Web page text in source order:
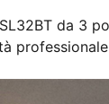
da 3